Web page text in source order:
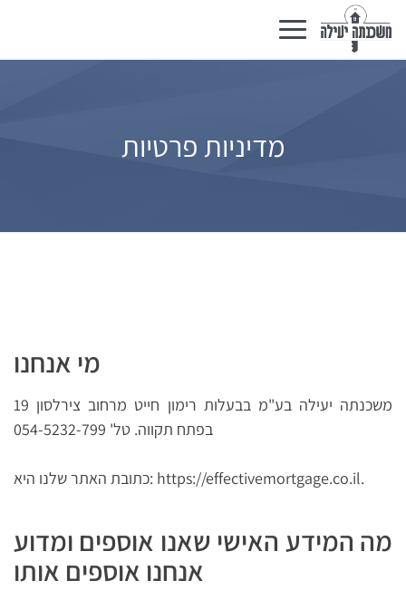
Basculer
la
navigation
מדיניות פרטיות
מי אנחנו
משכנתה יעילה בע"מ בבעלות רימון חייט מרחוב צירלסון 19
בפתח תקווה. טל' 054-5232-799
כתובת האתר שלנו היא: https://effectivemortgage.co.il.
מה המידע האישי שאנו אוספים ומדוע
אנחנו אוספים אותו